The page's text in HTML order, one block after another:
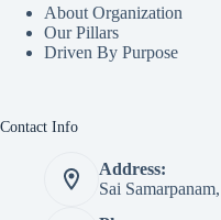
About Organization
Our Pillars
Driven By Purpose​
Contact Info
Address:
Sai